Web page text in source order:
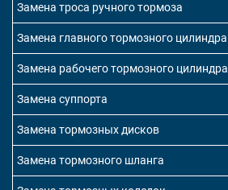
Замена троса ручного тормоза
Замена главного тормозного цилиндра
Замена рабочего тормозного цилиндра
Замена суппорта
Замена тормозных дисков
Замена тормозного шланга